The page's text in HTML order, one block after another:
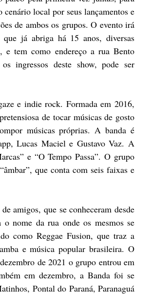
cenário local por seus lançamentos e
de ambos os grupos. O evento irá
já abriga há 15 anos, diversas
e tem como endereço a rua Bento
ingressos deste show, pode ser
e indie rock. Formada em 2016,
de tocar músicas de gosto
músicas próprias. A banda é
Lucas Maciel e Gustavo Vaz. A
e “O Tempo Passa”. O grupo
que conta com seis faixas e
amigos, que se conheceram desde
nome da rua onde os mesmos se
como Reggae Fusion, que traz a
e música popular brasileira. O
de 2021 o grupo entrou em
em dezembro, a Banda foi se
Pontal do Paraná, Paranaguá